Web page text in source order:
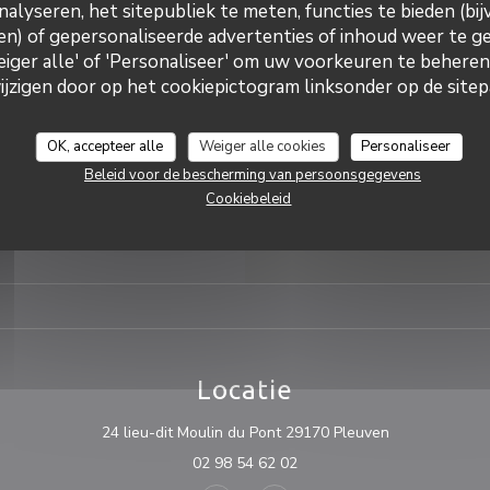
het sitepubliek te meten, functies te bieden
of gepersonaliseerde advertenties of inhoud weer te
alle' of 'Personaliseer' om uw voorkeuren te
door op het cookiepictogram linksonder op de
OK, accepteer alle Weiger alle cookies
Personaliseer
Beleid voor de bescherming van persoonsgegevens
Cookiebeleid
grote parkeerplaats, Tuin,
toegang, Terras,
away
dématérialisé, Mobile
Apple Pay, Paiement Sans
Vri-Zat
Locatie
24 lieu-dit Moulin du Pont 29170 Pleuven((opent in een
02 98 54 62 02